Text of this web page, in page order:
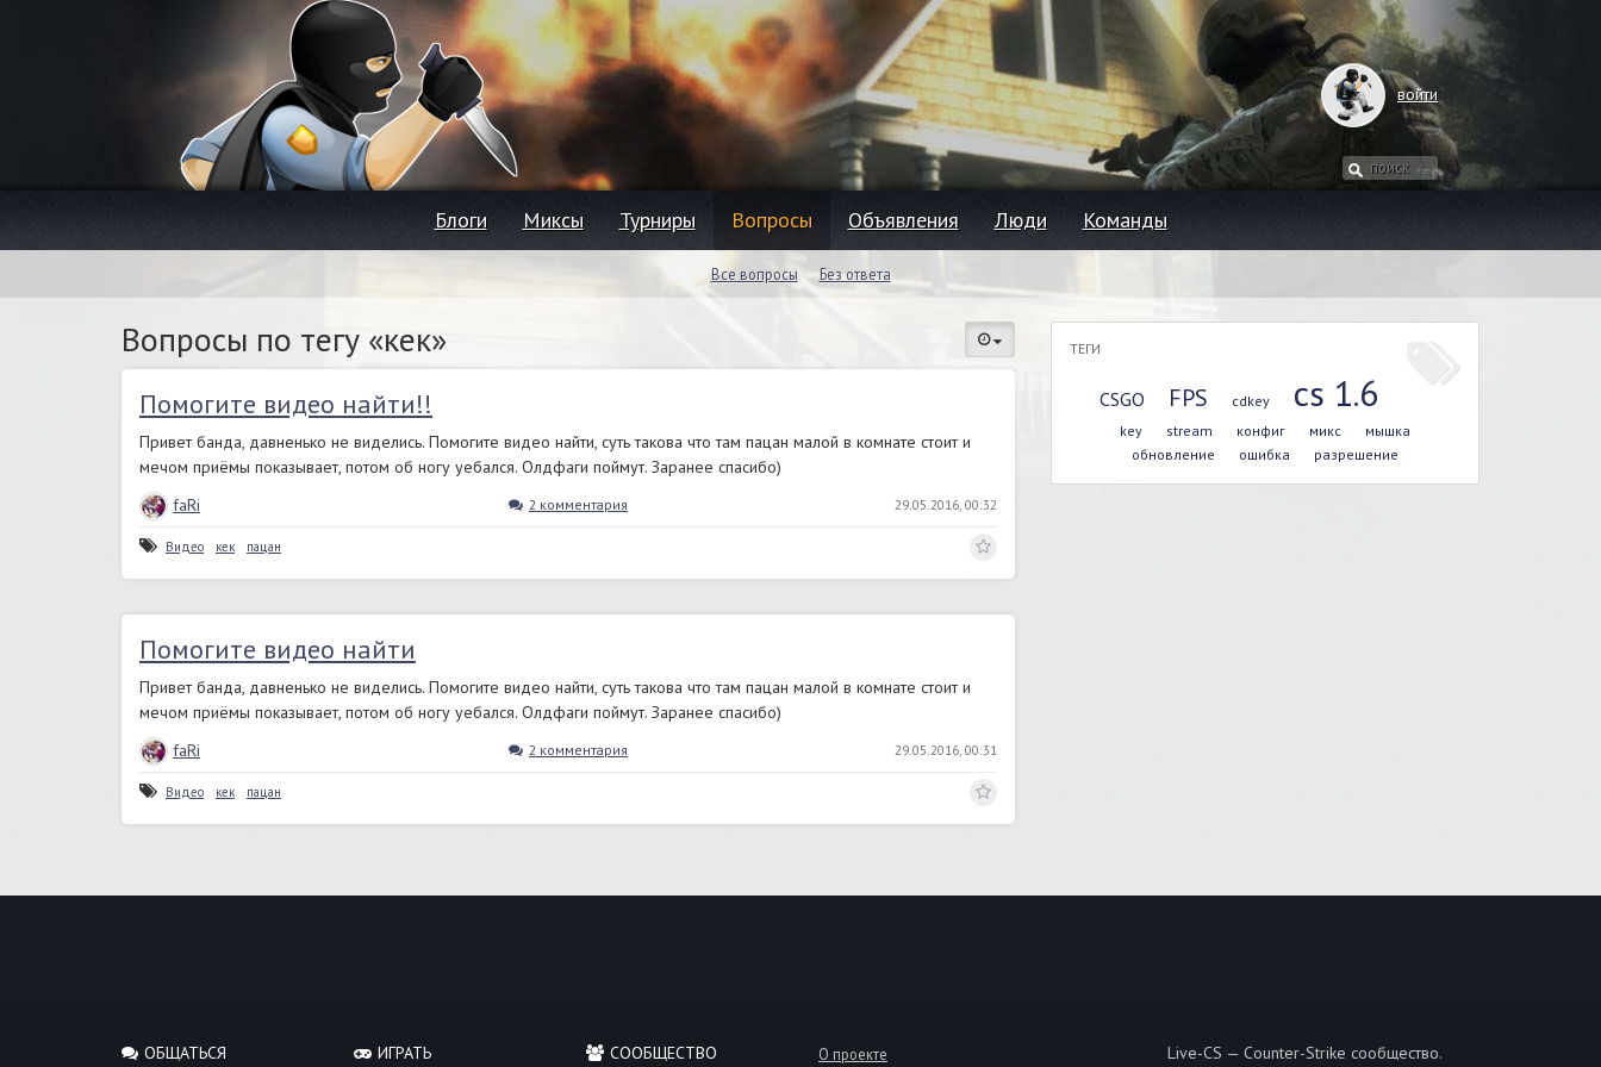
войти
Блоги Миксы Турниры Вопросы Объявления Люди Команды
Все вопросы Без ответа
Вопросы по тегу «кек»
Помогите видео найти!!
Привет банда, давненько не виделись. Помогите видео найти, суть такова что там пацан малой в комнате стоит и
мечом приёмы показывает, потом об ногу уебался. Олдфаги поймут. Заранее спасибо)
faRi
2 комментария 29.05.2016, 00:32
Видео кек пацан
Помогите видео найти
Привет банда, давненько не виделись. Помогите видео найти, суть такова что там пацан малой в комнате стоит и
мечом приёмы показывает, потом об ногу уебался. Олдфаги поймут. Заранее спасибо)
faRi
2 комментария 29.05.2016, 00:31
Видео кек пацан
ТЕГИ
CSGO FPS cdkey cs 1.6
key stream конфиг микс
мышка
обновление
ошибка разрешение
ОБЩАТЬСЯ ИГРАТЬ СООБЩЕСТВО О проекте
Live-CS — Counter-Strike сообщество.